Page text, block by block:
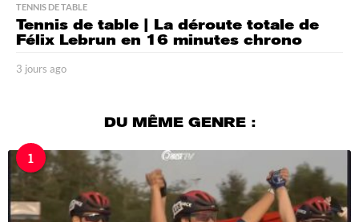
TENNIS DE TABLE
Tennis de table | La déroute totale de
Félix Lebrun en 16 minutes chrono
3 jours ago
DU MÊME GENRE :
1